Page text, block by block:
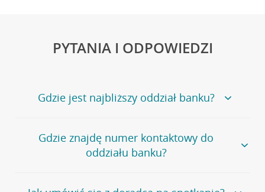
PYTANIA I ODPOWIEDZI
Gdzie jest najbliższy oddział banku?
Jeśli szukasz oddziału naszego banku, zapraszamy na
stronęPlacówki i bankomaty, na której znajduje się
wygodna wyszukiwarka.
oddziałów
Gdzie znajdę numer kontaktowy do
oddziału banku?
Bank Credit Agricole nie udostępnia ogólnego numeru